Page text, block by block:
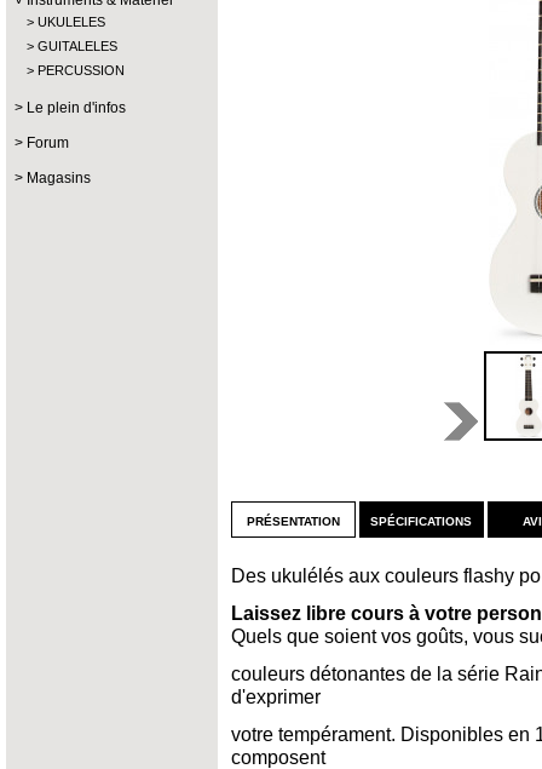
UKULELES
GUITALELES
PERCUSSION
Le plein d'infos
Forum
Magasins
présentation
Des ukulélés aux couleurs flashy
Laissez libre cours à votre
Quels que soient vos goûts, vous
couleurs détonantes de la série
d'exprimer
votre tempérament. Disponibles en
composent
spécifications